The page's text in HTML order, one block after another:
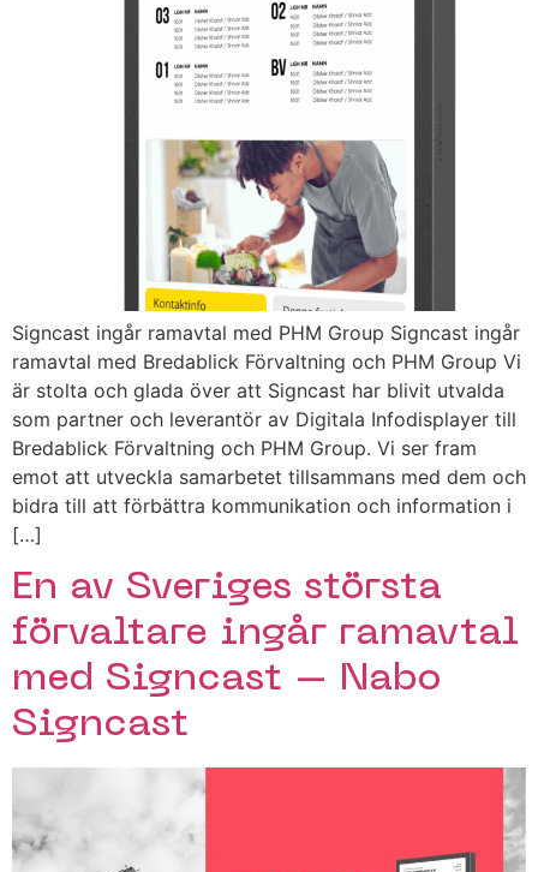
Signcast ingår ramavtal med PHM Group Signcast ingår
ramavtal med Bredablick Förvaltning och PHM Group Vi
är stolta och glada över att Signcast har blivit utvalda
som partner och leverantör av Digitala Infodisplayer till
Bredablick Förvaltning och PHM Group. Vi ser fram
emot att utveckla samarbetet tillsammans med dem och
bidra till att förbättra kommunikation och information i
[…]
En av Sveriges största
förvaltare ingår ramavtal
med Signcast – Nabo
Signcast